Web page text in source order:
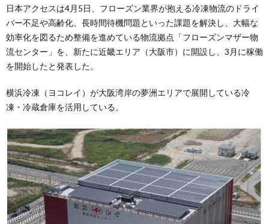
日本アクセスは4月5日、フローズン業界が抱える冷凍物流のドライ
バー不足や高齢化、長時間待機問題といった課題を解決し、大幅な
効率化を図るため整備を進めている物流拠点「フローズンマザー物
流センター」を、新たに近畿エリア（大阪市）に開設し、3月に稼働
を開始したと発表した。
横浜冷凍（ヨコレイ）が大阪湾岸の夢洲エリアで展開している冷
凍・冷蔵倉庫を活用している。